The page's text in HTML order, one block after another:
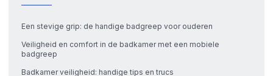
Een stevige grip: de handige badgreep voor ouderen
Veiligheid en comfort in de badkamer met een mobiele
badgreep
Badkamer veiligheid: handige tips en trucs